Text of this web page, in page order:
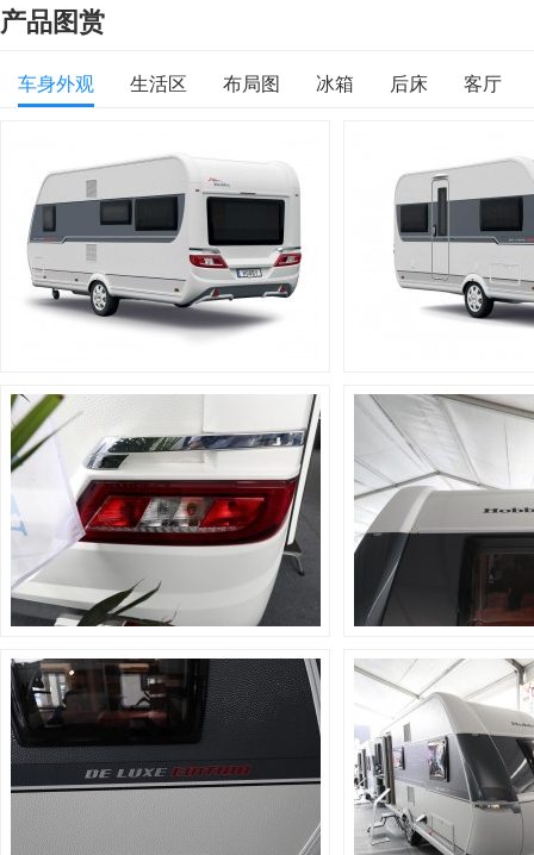
产品图赏
车身外观 生活区 布局图 冰箱 后床 客厅